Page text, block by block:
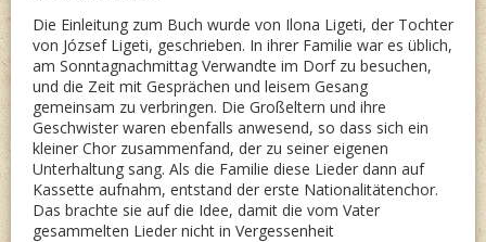
Die Einleitung zum Buch wurde von Ilona Ligeti, der Tochter
von József Ligeti, geschrieben. In ihrer Familie war es üblich,
am Sonntagnachmittag Verwandte im Dorf zu besuchen,
und die Zeit mit Gesprächen und leisem Gesang
gemeinsam zu verbringen. Die Großeltern und ihre
Geschwister waren ebenfalls anwesend, so dass sich ein
kleiner Chor zusammenfand, der zu seiner eigenen
Unterhaltung sang. Als die Familie diese Lieder dann auf
Kassette aufnahm, entstand der erste Nationalitätenchor.
Das brachte sie auf die Idee, damit die vom Vater
gesammelten Lieder nicht in Vergessenheit